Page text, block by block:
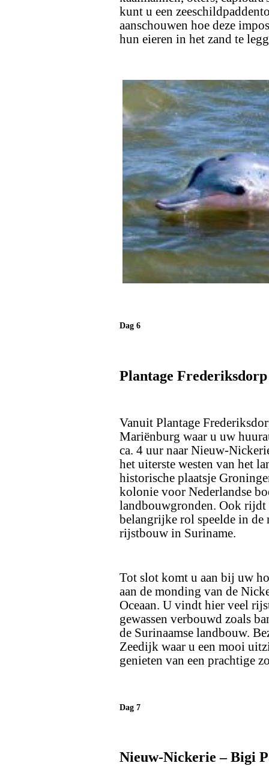
kunt u een
aanschouwen hoe deze
hun eieren in het zand te
Dag 6
Plantage
Vanuit Plantage
Mariënburg waar u uw
ca. 4 uur naar Nieuw-
het uiterste westen van het
historische plaatsje
kolonie voor Nederlandse
landbouwgronden. Ook rijdt
belangrijke rol speelde in de
rijstbouw in Suriname.
Tot slot komt u aan bij uw
aan de monding van de
Oceaan. U vindt hier veel
gewassen verbouwd zoals
de Surinaamse landbouw.
Zeedijk waar u een mooi
genieten van een prachtige
Dag 7
Nieuw-Nickerie – Bigi